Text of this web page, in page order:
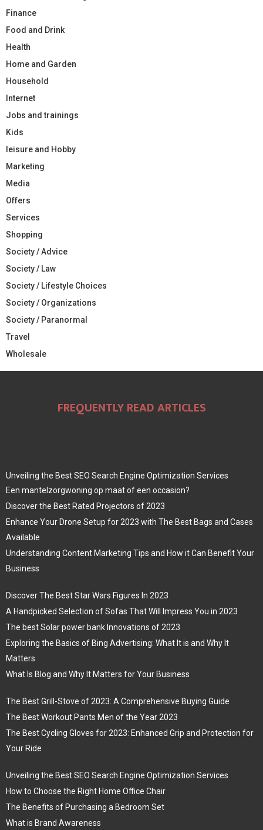
Finance
Food and Drink
Health
Home and Garden
Household
Internet
Jobs and trainings
Kids
leisure and Hobby
Marketing
Media
Offers
Services
Shopping
Society / Advice
Society / Law
Society / Lifestyle Choices
Society / Organizations
Society / Paranormal
Travel
Wholesale
FREQUENTLY READ ARTICLES
Unveiling the Best SEO Search Engine Optimization Services
Een mantelzorgwoning op maat of een occasion?
Discover the Best Rated Projectors of 2023
Enhance Your Drone Setup for 2023 with The Best Bags and Cases
Available
Understanding Content Marketing Tips and How it Can Benefit Your
Business
Discover The Best Star Wars Figures In 2023
A Handpicked Selection of Sofas That Will Impress You in 2023
The best Solar power bank Innovations of 2023
Exploring the Basics of Bing Advertising: What It is and Why It
Matters
What Is Blog and Why It Matters for Your Business
The Best Grill-Stove of 2023: A Comprehensive Buying Guide
The Best Workout Pants Men of the Year 2023
The Best Cycling Gloves for 2023: Enhanced Grip and Protection for
Your Ride
Unveiling the Best SEO Search Engine Optimization Services
How to Choose the Right Home Office Chair
The Benefits of Purchasing a Bedroom Set
What is Brand Awareness